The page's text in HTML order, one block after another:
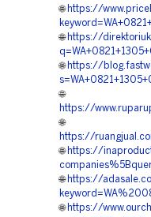
🌐 https://
🌐 https://
🌐 https://
🌐
https://
🌐
https://
🌐 https://
🌐 https://
🌐 https://